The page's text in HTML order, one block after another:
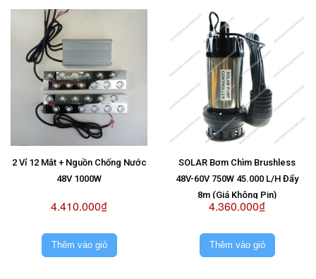
2 Vỉ 12 Mắt + Nguồn Chống Nước
48V 1000W
4.410.000₫
Thêm vào giỏ
SOLAR Bơm Chìm Brushless
48V-60V 750W 45.000 L/H Đẩy
8m (Giá Không Pin)
4.360.000₫
Thêm vào giỏ